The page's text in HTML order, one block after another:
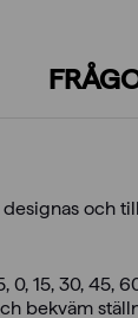
och
0, 15, 30, 45,
bekväm